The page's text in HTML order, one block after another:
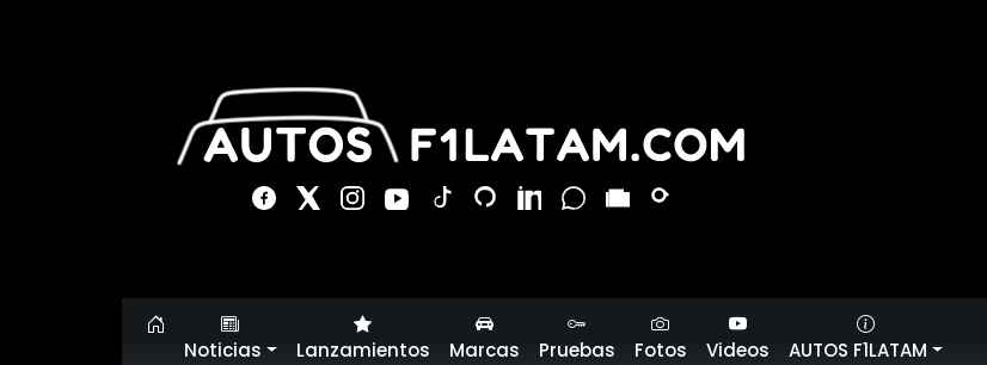
Noticias Lanzamientos Marcas Pruebas Fotos Videos AUTOS F1LATAM